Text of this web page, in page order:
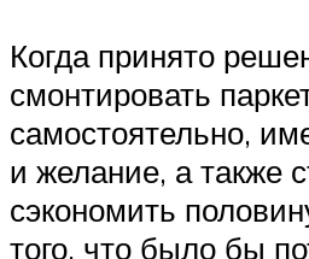
Когда принято
смонтировать
самостоятельно,
и желание, а также
сэкономить
того, что было бы